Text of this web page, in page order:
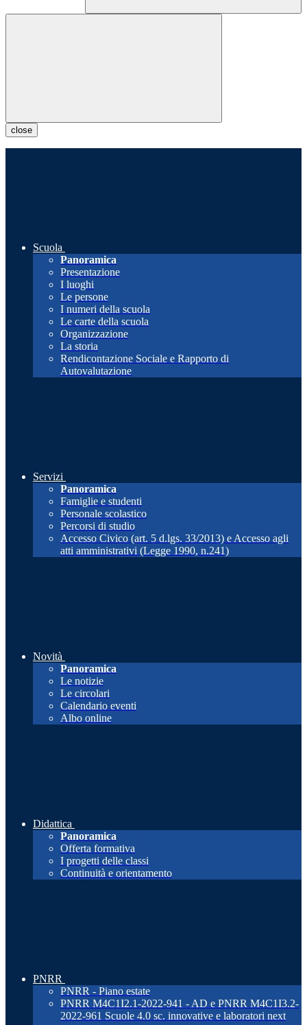
close
Scuola
Panoramica
Presentazione
I luoghi
Le persone
I numeri della scuola
Le carte della scuola
Organizzazione
La storia
Rendicontazione Sociale e Rapporto di
Autovalutazione
Servizi
Panoramica
Famiglie e studenti
Personale scolastico
Percorsi di studio
Accesso Civico (art. 5 d.lgs. 33/2013) e Accesso agli
atti amministrativi (Legge 1990, n.241)
Novità
Panoramica
Le notizie
Le circolari
Calendario eventi
Albo online
Didattica
Panoramica
Offerta formativa
I progetti delle classi
Continuità e orientamento
PNRR
PNRR - Piano estate
PNRR M4C1I2.1-2022-941 - AD e PNRR M4C1I3.2-
2022-961 Scuole 4.0 sc. innovative e laboratori next